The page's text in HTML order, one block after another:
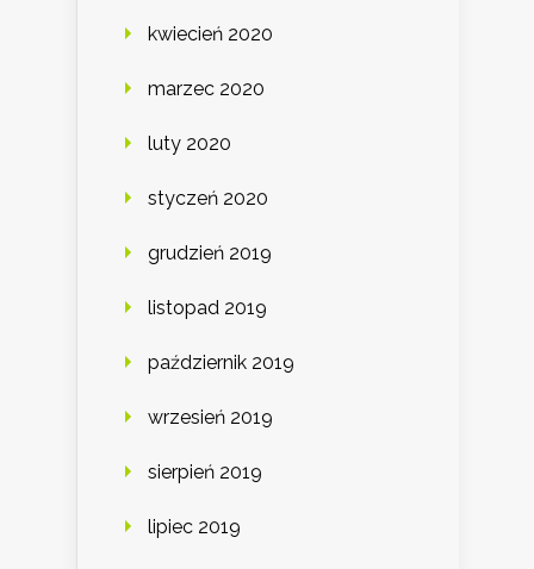
kwiecień 2020
marzec 2020
luty 2020
styczeń 2020
grudzień 2019
listopad 2019
październik 2019
wrzesień 2019
sierpień 2019
lipiec 2019